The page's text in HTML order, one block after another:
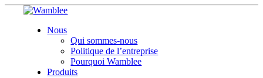
Nous
Qui sommes-nous
Politique de l’entreprise
Pourquoi Wamblee
Produits